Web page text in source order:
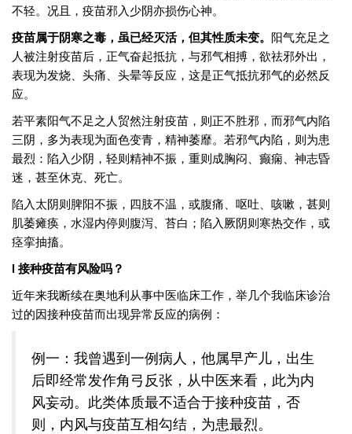
不轻。况且，疫苗邪入少阴亦损伤心神。
疫苗属于阴寒之毒，虽已经灭活，但其性质未变。 阳气充足之
人被注射疫苗后，正气奋起抵抗，与邪气相搏，欲祛邪外出，
表现为发烧、头痛、头晕等反应，这是正气抵抗邪气的必然反
应。
若平素阳气不足之人贸然注射疫苗，则正不胜邪，而邪气内陷
三阴，多为表现为面色变青，精神萎靡。若邪气内陷，则为患
最烈：陷入少阴，轻则精神不振，重则成胸闷、癫痫、神志昏
迷，甚至休克、死亡。
陷入太阴则脾阳不振，四肢不温，或腹痛、呕吐、咳嗽，甚则
肌萎瘫痪，水湿内停则腹泻、苔白；陷入厥阴则寒热交作，或
痉挛抽搐。
l 接种疫苗有风险吗？
近年来我断续在奥地利从事中医临床工作，举几个我临床诊治
过的因接种疫苗而出现异常反应的病例：
例一：我曾遇到一例病人，他属早产儿，出生
后即经常发作角弓反张，从中医来看，此为内
风妄动。此类体质最不适合于接种疫苗，否
则，内风与疫苗互相勾结，为患最烈。